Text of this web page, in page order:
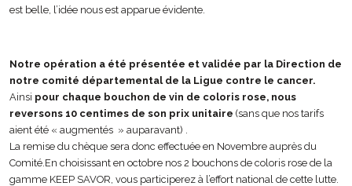
est belle, l’idée nous est apparue évidente.
Notre opération a été présentée et validée par la Direction de
notre comité départemental de la Ligue contre le cancer.
Ainsi pour chaque bouchon de vin de coloris rose, nous
reversons 10 centimes de son prix unitaire (sans que nos tarifs
aient été « augmentés » auparavant) .
La remise du chèque sera donc effectuée en Novembre auprès du
Comité.En choisissant en octobre nos 2 bouchons de coloris rose de la
gamme KEEP SAVOR, vous participerez à l’effort national de cette lutte.